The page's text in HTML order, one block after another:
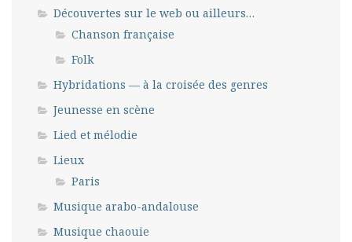
Découvertes sur le web ou ailleurs…
Chanson française
Folk
Hybridations — à la croisée des genres
Jeunesse en scène
Lied et mélodie
Lieux
Paris
Musique arabo-andalouse
Musique chaouie